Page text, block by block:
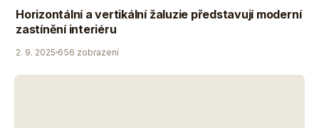
Horizontální a vertikální žaluzie představují moderní
zastínění interiéru
2. 9. 2025 656 zobrazení